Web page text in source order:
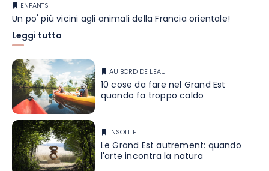
ENFANTS
Un po' più vicini agli animali della Francia orientale!
Leggi tutto
AU BORD DE L'EAU
10 cose da fare nel Grand Est
quando fa troppo caldo
INSOLITE
Le Grand Est autrement: quando
l'arte incontra la natura